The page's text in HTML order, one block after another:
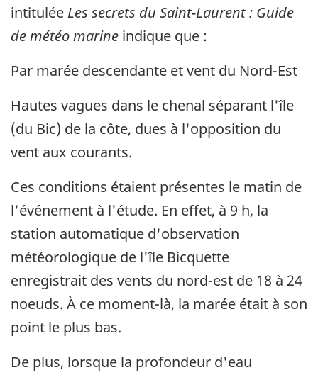
intitulée Les secrets du Saint-Laurent : Guide
de météo marine indique que :
Par marée descendante et vent du Nord-Est
Hautes vagues dans le chenal séparant l'île
(du Bic) de la côte, dues à l'opposition du
vent aux courants.
Ces conditions étaient présentes le matin de
l'événement à l'étude. En effet, à 9 h, la
station automatique d'observation
météorologique de l'île Bicquette
enregistrait des vents du nord-est de 18 à 24
noeuds. À ce moment-là, la marée était à son
point le plus bas.
De plus, lorsque la profondeur d'eau